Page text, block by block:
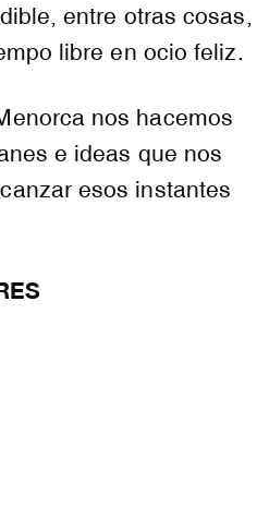
entre otras cosas,
libre en ocio feliz.
nos hacemos
e ideas que nos
esos instantes